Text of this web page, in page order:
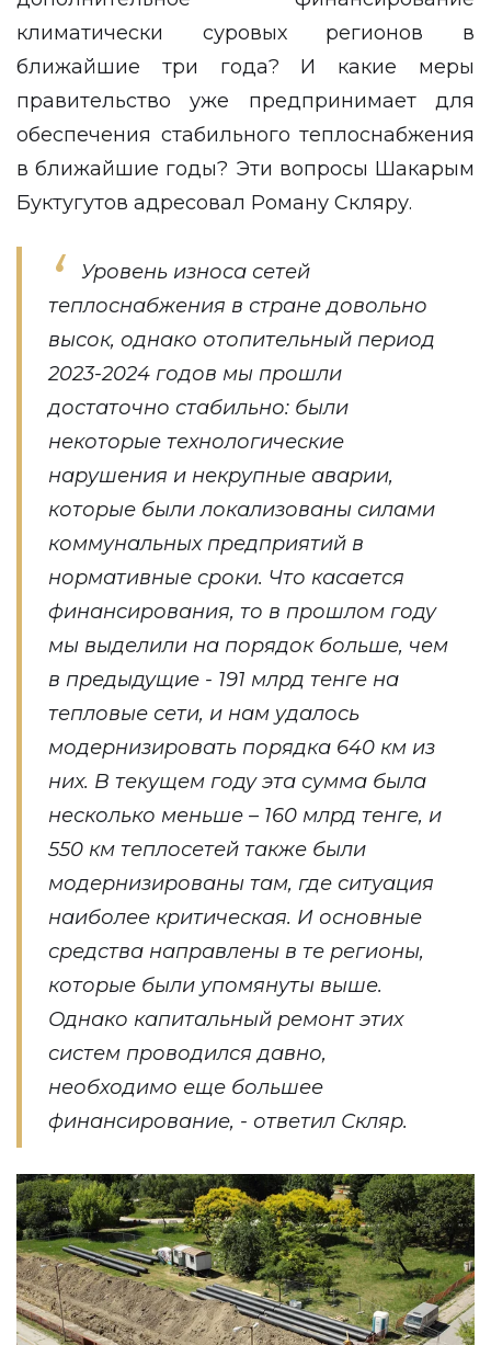
климатически суровых регионов в
ближайшие три года? И какие меры
правительство уже предпринимает для
обеспечения стабильного теплоснабжения
в ближайшие годы? Эти вопросы Шакарым
Буктугутов адресовал Роману Скляру.
Уровень износа сетей
теплоснабжения в стране довольно
высок, однако отопительный период
2023-2024 годов мы прошли
достаточно стабильно: были
некоторые технологические
нарушения и некрупные аварии,
которые были локализованы силами
коммунальных предприятий в
нормативные сроки. Что касается
финансирования, то в прошлом году
мы выделили на порядок больше, чем
в предыдущие - 191 млрд тенге на
тепловые сети, и нам удалось
модернизировать порядка 640 км из
них. В текущем году эта сумма была
несколько меньше – 160 млрд тенге, и
550 км теплосетей также были
модернизированы там, где ситуация
наиболее критическая. И основные
средства направлены в те регионы,
которые были упомянуты выше.
Однако капитальный ремонт этих
систем проводился давно,
необходимо еще большее
финансирование, - ответил Скляр.